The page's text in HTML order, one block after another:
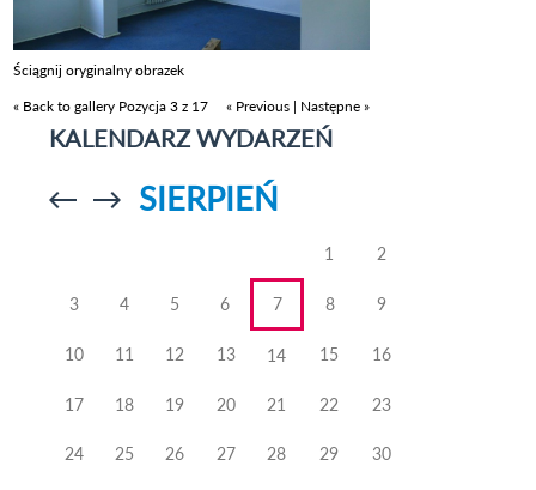
Ściągnij oryginalny obrazek
« Back to gallery Pozycja 3 z 17 « Previous | Następne »
KALENDARZ WYDARZEŃ
Przejdź doPrzejdź do
SIERPIEŃ
1 2
3 4 5 6 7 8 9
10 11 12 13 14 15 16
17 18 19 20 21 22 23
24 25 26 27 28 29 30